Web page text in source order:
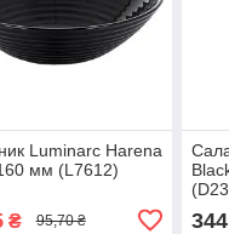
Luminarc Harena
мм (L7612)
₴ 95,70 ₴ 344